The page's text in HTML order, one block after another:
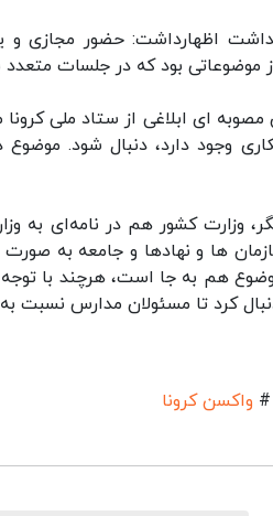
اظهارداشت: حضور مجازی و
موضوعاتی بود که در جلسات
ای ابلاغی از ستاد ملی
وجود دارد، دنبال شود.
وزارت کشور هم در نامه‌ای به
ها و نهادها ‌و جامعه به
هم به جا است، هرچند با
کرد تا مسئولان مدارس نسبت
# واکسن کرونا